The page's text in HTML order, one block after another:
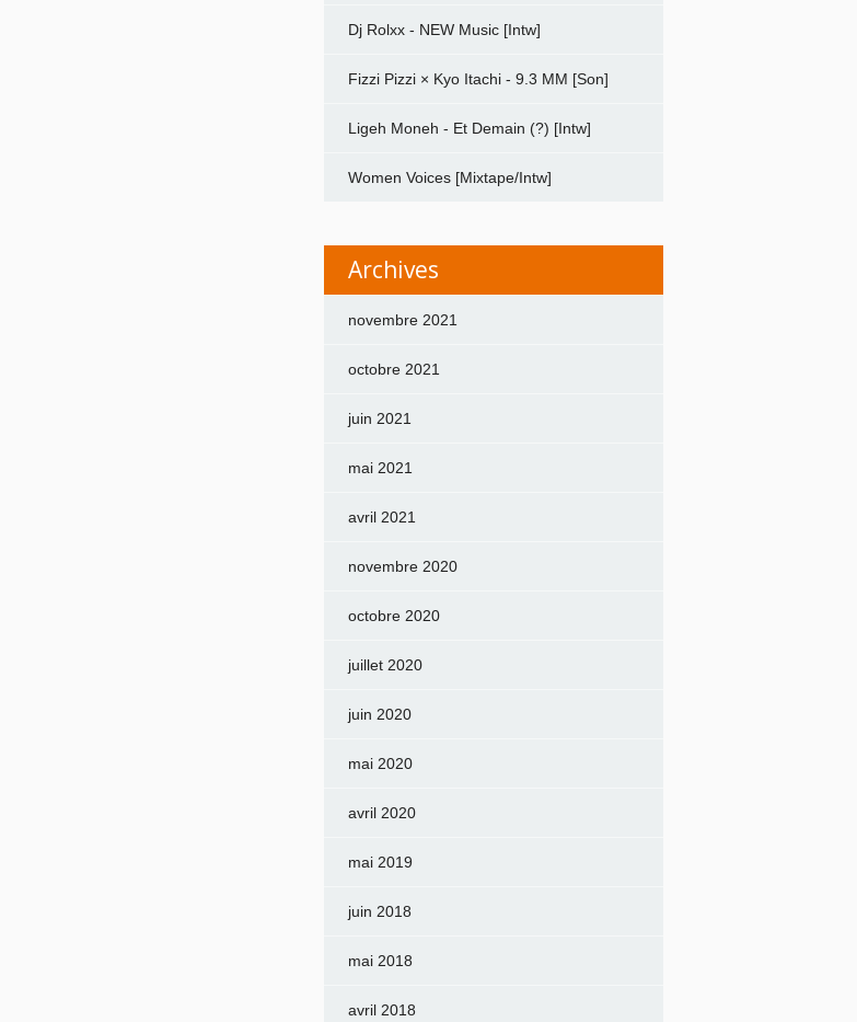
Dj Rolxx - NEW Music [Intw]
Fizzi Pizzi × Kyo Itachi - 9.3 MM [Son]
Ligeh Moneh - Et Demain (?) [Intw]
Women Voices [Mixtape/Intw]
Archives
novembre 2021
octobre 2021
juin 2021
mai 2021
avril 2021
novembre 2020
octobre 2020
juillet 2020
juin 2020
mai 2020
avril 2020
mai 2019
juin 2018
mai 2018
avril 2018